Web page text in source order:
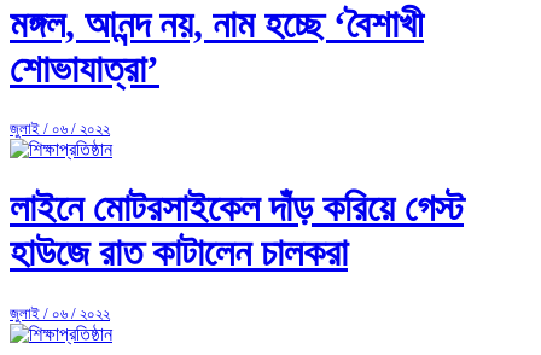
মঙ্গল, আনন্দ নয়, নাম হচ্ছে ‘বৈশাখী
শোভাযাত্রা’
জুলাই / ০৬ / ২০২২
লাইনে মোটরসাইকেল দাঁড় করিয়ে গেস্ট
হাউজে রাত কাটালেন চালকরা
জুলাই / ০৬ / ২০২২